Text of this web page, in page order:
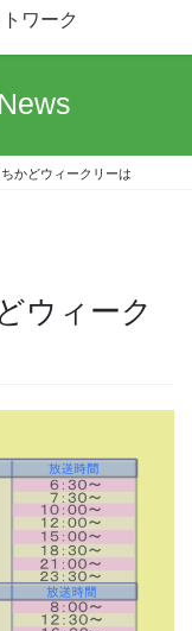
ワーク
かどウィークリーは
ウィーク